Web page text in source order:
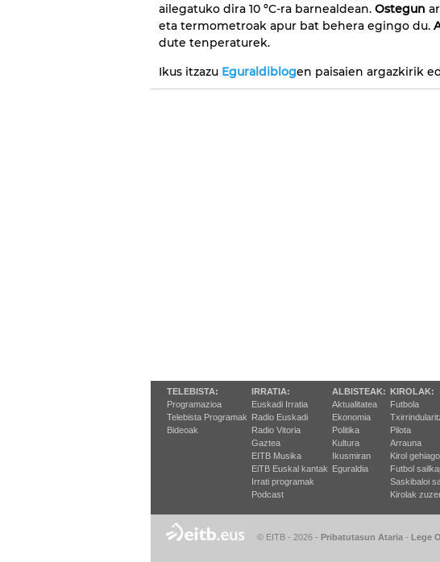
ailegatuko dira 10 ºC-ra barnealdean. Ostegun
eta termometroak apur bat behera egingo du.
dute tenperaturek.
Ikus itzazu Eguraldiblogen paisaien argazkirik
TELEBISTA:
Programazioa
Telebista Programak
Bideoak
IRRATIA:
Euskadi Irratia
Radio Euskadi
Radio Vitoria
Gaztea
EITB Musika
EiTB Euskal kantak
Irrati programak
Podcast
ALBISTEAK:
Aktualitatea
Ekonomia
Politika
Kultura
Ikusmiran
Eguraldia
KIROLAK:
Futbola
Pilota
Arrauna
Kirol gehiago
Futbol
Saskibaloi
Kirolak
© EITB - 2026 - Pribatutasun Ataria - Lege